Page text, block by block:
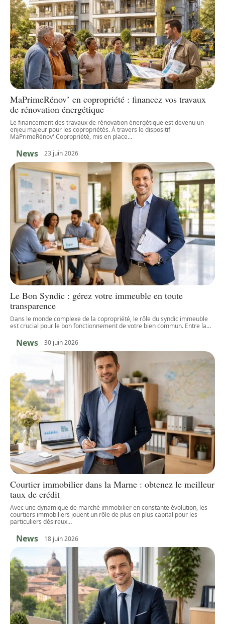
MaPrimeRénov’ en copropriété : financez vos travaux
de rénovation énergétique
Le financement des travaux de rénovation énergétique est devenu un
enjeu majeur pour les copropriétés. À travers le dispositif
MaPrimeRénov' Copropriété, mis en place…
News 23 juin 2026
Le Bon Syndic : gérez votre immeuble en toute
transparence
Dans le monde complexe de la copropriété, le rôle du syndic immeuble
est crucial pour le bon fonctionnement de votre bien commun. Entre la…
News 30 juin 2026
Courtier immobilier dans la Marne : obtenez le meilleur
taux de crédit
Avec une dynamique de marché immobilier en constante évolution, les
courtiers immobiliers jouent un rôle de plus en plus capital pour les
particuliers désireux…
News 18 juin 2026